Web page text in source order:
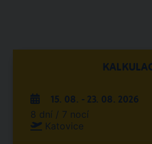
15. 08. - 23. 08. 2026
8 dní / 7 nocí
Katovice